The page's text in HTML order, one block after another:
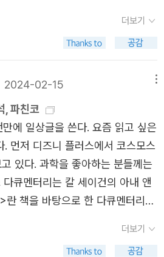
째 책][대구 독서 모임 <고라니
의 SF, 추천 독자 겸 모임장: 김성
형 · 권진아 함께 옮김 《은하수를
한 안내서》 (책세상, 2005년, 합
형 · 권진아 함께 옮김 《은하수를
위한 안내서 1》 (책세상, 2004년)*
권진아 함께 옮김 《은하수를 여행
안내서 4》 (책세상, 2004년)더글
는 동물보다 똑똑하다고 거
우주의 슬기로운 사람’으로 추앙하
다. 애덤스의 대표작인 코믹 SF 《은
커를 위한 안내서》(약칭 ‘히치하
생겨났다. 이러한 사고의 혁명을
질서를 읽어내기 시작했다. ... 자
는 것. 그들은 우주의 이렇게 훌륭
모스라고 불렀다.p.282-283
더보기
2024-02-15
, 파친코
에 일상글을 쓴다. 요즘 읽고 싶은
. 먼저 디즈니 플러스에서 코스모스
있다. 과학을 좋아하는 분들께는
큐멘터리는 칼 세이건의 아내 앤
책을 바탕으로 한 다큐멘터리다.
다큐멘터리에서 빠진 이야기들도
더보기